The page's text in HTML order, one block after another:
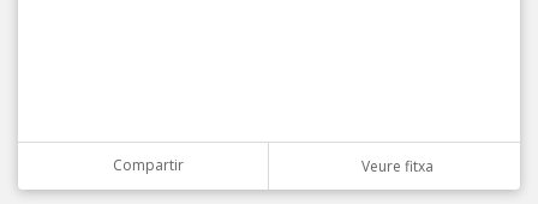
Compartir Veure fitxa